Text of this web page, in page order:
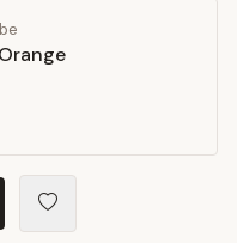
Orange